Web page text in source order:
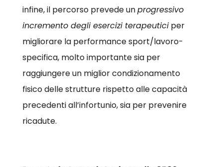
infine, il percorso prevede unprogressivo
incremento degli esercizi terapeuticiper
migliorare la performance sport/lavoro-
specifica, molto importante sia per
raggiungere un miglior condizionamento
fisico delle strutture rispetto alle capacità
precedenti all’infortunio, sia per prevenire
ricadute.